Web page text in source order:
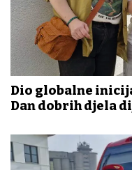
Dio globalne
Dan dobrih djela